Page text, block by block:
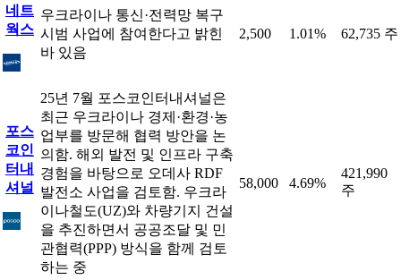
네트
웍스
우크라이나 통신·전력망 복구
시범 사업에 참여한다고 밝힌
바 있음
2,500 1.01% 62,735 주
포스
코인
터내
셔널
25년 7월 포스코인터내셔널은
최근 우크라이나 경제·환경·농
업부를 방문해 협력 방안을 논
의함. 해외 발전 및 인프라 구축
경험을 바탕으로 오데사 RDF
발전소 사업을 검토함. 우크라
이나철도(UZ)와 차량기지 건설
을 추진하면서 공공조달 및 민
관협력(PPP) 방식을 함께 검토
하는 중
58,000 4.69%
421,990
주